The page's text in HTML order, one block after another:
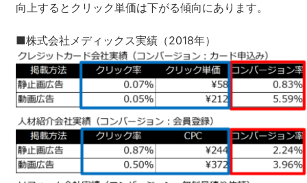
向上するとクリック単価は下がる傾向にあります。
■株式会社メディックス実績（2018年）